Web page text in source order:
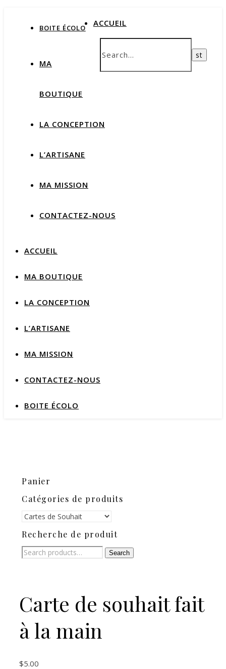
BOITE ÉCOLO ACCUEIL
MA
BOUTIQUE
LA CONCEPTION
L’ARTISANE
MA MISSION
CONTACTEZ-NOUS
ACCUEIL
MA BOUTIQUE
LA CONCEPTION
L’ARTISANE
MA MISSION
CONTACTEZ-NOUS
BOITE ÉCOLO
Panier
Catégories de produits
Recherche de produit
Search
for:
Search
Carte de souhait fait
à la main
$5.00